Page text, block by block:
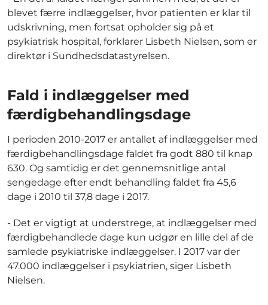
blevet færre indlæggelser, hvor patienten er klar til
udskrivning, men fortsat opholder sig på et
psykiatrisk hospital, forklarer Lisbeth Nielsen, som er
direktør i Sundhedsdatastyrelsen.
Fald i indlæggelser med
færdigbehandlingsdage
I perioden 2010-2017 er antallet af indlæggelser med
færdigbehandlingsdage faldet fra godt 880 til knap
630. Og samtidig er det gennemsnitlige antal
sengedage efter endt behandling faldet fra 45,6
dage i 2010 til 37,8 dage i 2017.
- Det er vigtigt at understrege, at indlæggelser med
færdigbehandlede dage kun udgør en lille del af de
samlede psykiatriske indlæggelser. I 2017 var der
47.000 indlæggelser i psykiatrien, siger Lisbeth
Nielsen.